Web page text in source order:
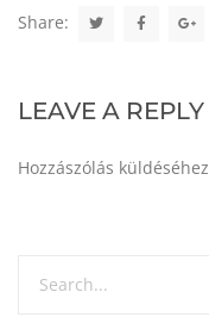
Share:
LEAVE A REPLY
Hozzászólás küldéséhez